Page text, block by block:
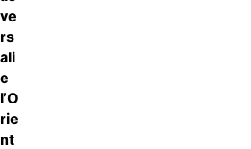
ve
rs
ali
e
l’O
rie
nt